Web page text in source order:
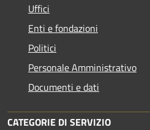
Uffici
Enti e fondazioni
Politici
Personale Amministrativo
Documenti e dati
CATEGORIE DI SERVIZIO